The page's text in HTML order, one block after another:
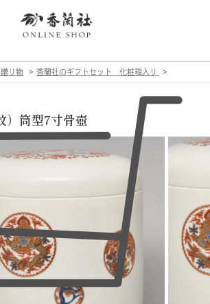
り物 香蘭社のギフトセット 化粧箱入り
）筒型7寸骨壺